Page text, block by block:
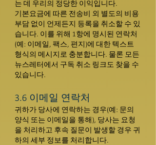
는 데 우리의 정당한 이익입니다.
기본요금에 따른 전송비 외 별도의 비용
부담 없이 언제든지 등록을 취소할 수 있
습니다. 이를 위해 1항에 명시된 연락처
(예: 이메일, 팩스, 편지)에 대한 텍스트
형식의 메시지로 충분합니다. 물론 모든
뉴스레터에서 구독 취소 링크도 찾을 수
있습니다.
3.6 이메일 연락처
귀하가 당사에 연락하는 경우(예: 문의
양식 또는 이메일을 통해), 당사는 요청
을 처리하고 후속 질문이 발생할 경우 귀
하의 세부 정보를 처리합니다.